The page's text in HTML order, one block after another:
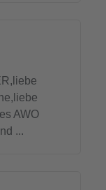
AWO
...